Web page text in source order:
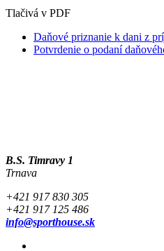
Tlačivá v PDF
Daňové priznanie k dani z
Potvrdenie o podaní
B.S. Timravy 1
Trnava
+421 917 830 305
+421 917 125 486
info@sporthouse.sk